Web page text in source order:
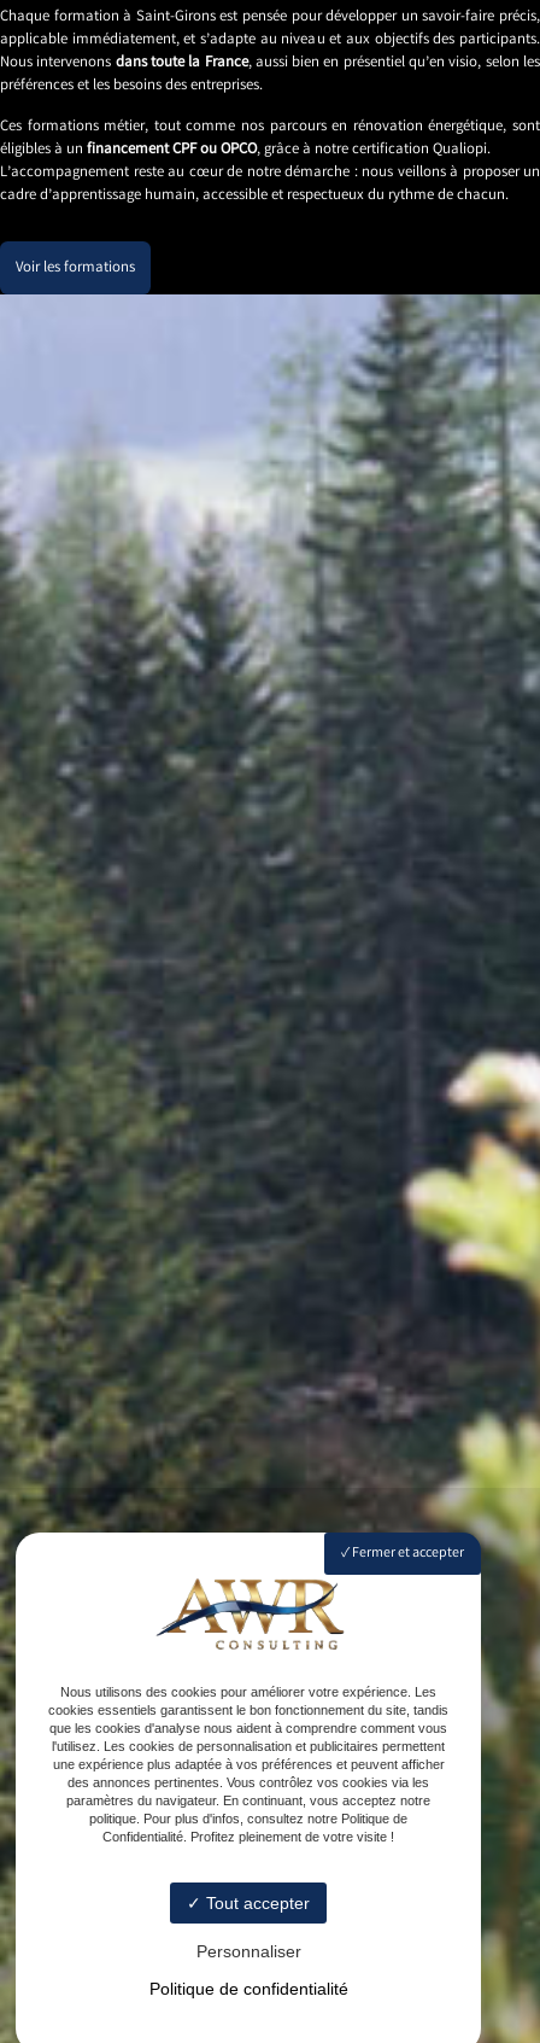
Chaque formation à Saint-Girons est pensée pour développer un savoir-faire précis,
applicable immédiatement, et s’adapte au niveau et aux objectifs des participants.
Nous intervenons dans toute la France, aussi bien en présentiel qu’en visio, selon les
préférences et les besoins des entreprises.
Ces formations métier, tout comme nos parcours en rénovation énergétique, sont
éligibles à un financement CPF ou OPCO, grâce à notre certification Qualiopi.
L’accompagnement reste au cœur de notre démarche : nous veillons à proposer un
cadre d’apprentissage humain, accessible et respectueux du rythme de chacun.
Voir les formations
Fermer et accepter
Nous utilisons des cookies pour améliorer votre expérience. Les
cookies essentiels garantissent le bon fonctionnement du site, tandis
que les cookies d'analyse nous aident à comprendre comment vous
l'utilisez. Les cookies de personnalisation et publicitaires permettent
une expérience plus adaptée à vos préférences et peuvent afficher
des annonces pertinentes. Vous contrôlez vos cookies via les
paramètres du navigateur. En continuant, vous acceptez notre
politique. Pour plus d'infos, consultez notre Politique de
Confidentialité. Profitez pleinement de votre visite !
Tout accepter
Personnaliser
Politique de confidentialité